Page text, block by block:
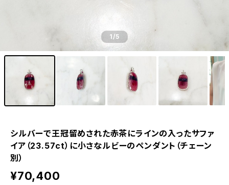
1/5
シルバーで王冠留めされた赤茶にラインの入ったサファ
イア（23.57ct）に小さなルビーのペンダント（チェーン
別）
¥70,400